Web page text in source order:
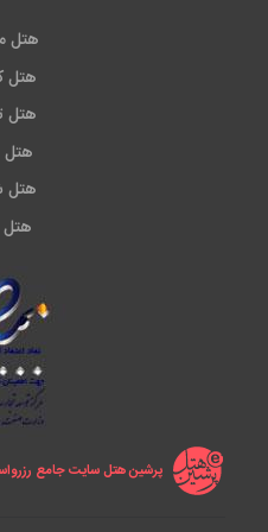
هتل
هتل
هتل
هتل
پرشین هتل سایت جامع